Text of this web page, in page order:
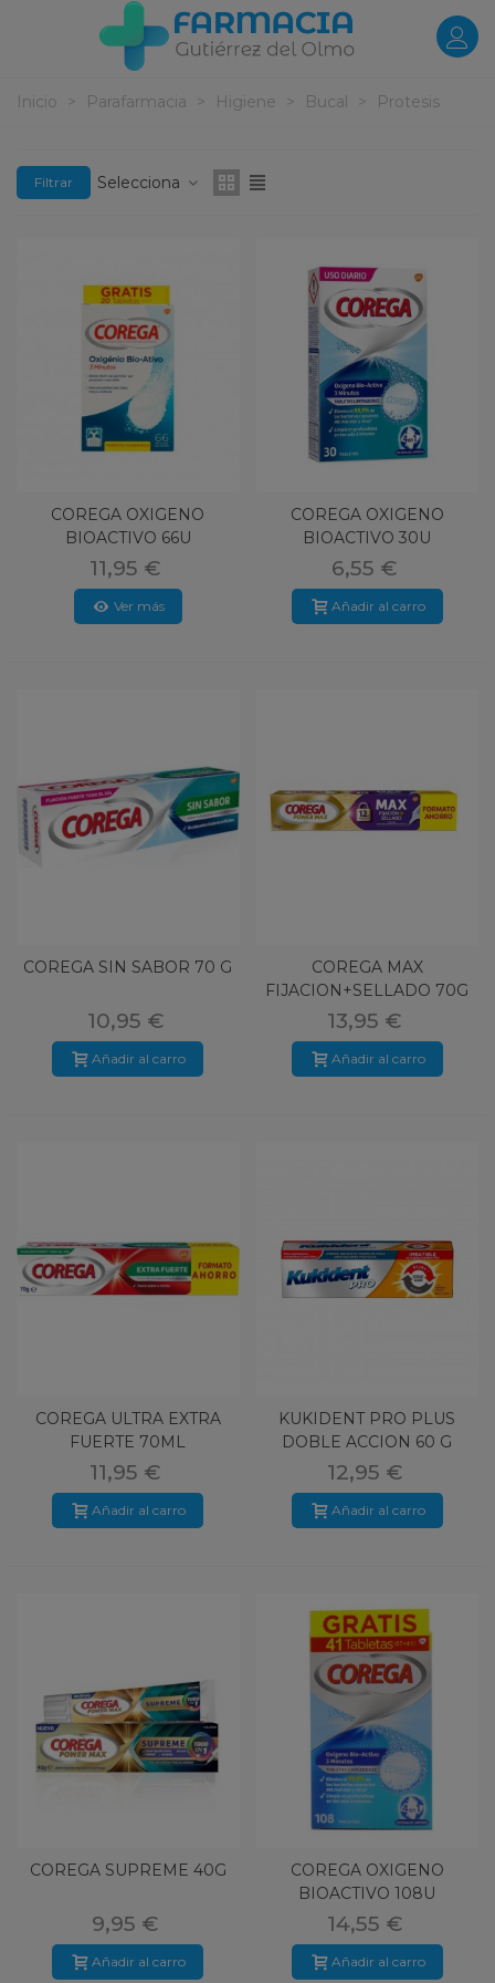
Inicio > Parafarmacia > Higiene > Bucal > Protesis
Filtrar Selecciona
COREGA OXIGENO
BIOACTIVO 66U
11,95 €
Ver más
COREGA OXIGENO
BIOACTIVO 30U
6,55 €
Añadir al carro
COREGA SIN SABOR 70 G
10,95 €
Añadir al carro
COREGA MAX
FIJACION+SELLADO 70G
13,95 €
Añadir al carro
COREGA ULTRA EXTRA
FUERTE 70ML
11,95 €
Añadir al carro
KUKIDENT PRO PLUS
DOBLE ACCION 60 G
12,95 €
Añadir al carro
COREGA SUPREME 40G
9,95 €
Añadir al carro
COREGA OXIGENO
BIOACTIVO 108U
14,55 €
Añadir al carro